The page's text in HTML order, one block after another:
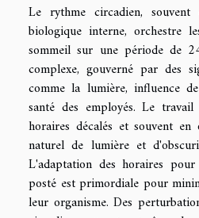
Le rythme circadien,
biologique interne, orchestre
sommeil sur une période de
complexe, gouverné par des
comme la lumière, influence
santé des employés. Le
horaires décalés et souvent
naturel de lumière et
L'adaptation des horaires
posté est primordiale pour
leur organisme. Des